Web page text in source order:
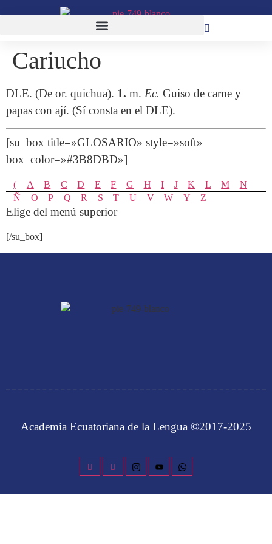
Cariucho
DLE. (De or. quichua). 1. m. Ec. Guiso de carne y
papas con ají. (Sí consta en el DLE).
[su_box title=»GLOSARIO» style=»soft»
box_color=»#3B8DBD»]
( A B C D E F G H I J K L M
N
Ñ
O P Q R S T U V W Y Z
Elige del menú superior
[/su_box]
Academia Ecuatoriana de la Lengua ©2017-2025